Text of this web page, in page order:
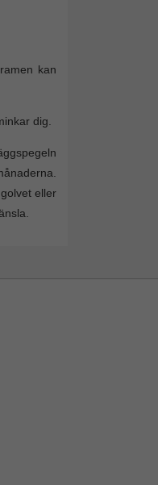
kan
dig.
eller